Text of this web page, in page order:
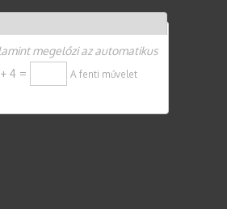
megelőzi az automatikus
4 =
A fenti művelet